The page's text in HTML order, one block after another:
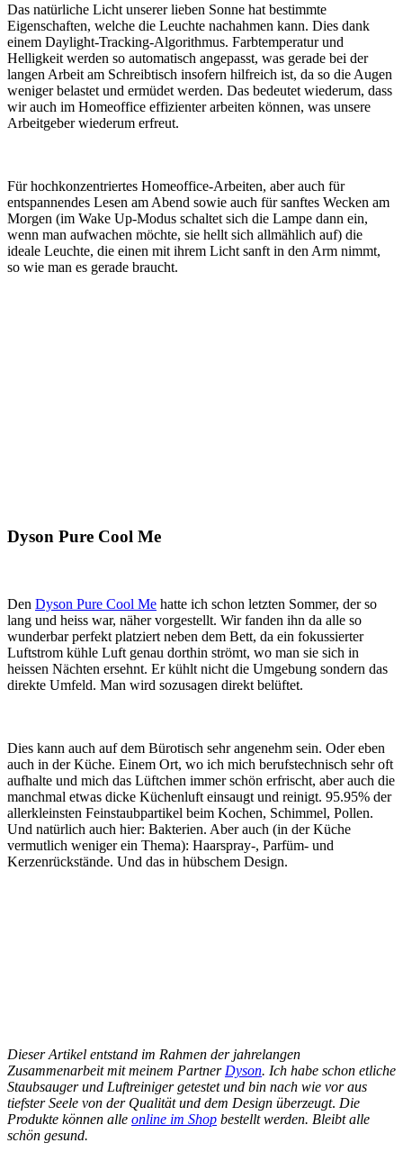
Das natürliche Licht unserer lieben Sonne hat bestimmte
Eigenschaften, welche die Leuchte nachahmen kann. Dies dank
einem Daylight-Tracking-Algorithmus. Farbtemperatur und
Helligkeit werden so automatisch angepasst, was gerade bei der
langen Arbeit am Schreibtisch insofern hilfreich ist, da so die Augen
weniger belastet und ermüdet werden. Das bedeutet wiederum, dass
wir auch im Homeoffice effizienter arbeiten können, was unsere
Arbeitgeber wiederum erfreut.
Für hochkonzentriertes Homeoffice-Arbeiten, aber auch für
entspannendes Lesen am Abend sowie auch für sanftes Wecken am
Morgen (im Wake Up-Modus schaltet sich die Lampe dann ein,
wenn man aufwachen möchte, sie hellt sich allmählich auf) die
ideale Leuchte, die einen mit ihrem Licht sanft in den Arm nimmt,
so wie man es gerade braucht.
Dyson Pure Cool Me
Den Dyson Pure Cool Me hatte ich schon letzten Sommer, der so
lang und heiss war, näher vorgestellt. Wir fanden ihn da alle so
wunderbar perfekt platziert neben dem Bett, da ein fokussierter
Luftstrom kühle Luft genau dorthin strömt, wo man sie sich in
heissen Nächten ersehnt. Er kühlt nicht die Umgebung sondern das
direkte Umfeld. Man wird sozusagen direkt belüftet.
Dies kann auch auf dem Bürotisch sehr angenehm sein. Oder eben
auch in der Küche. Einem Ort, wo ich mich berufstechnisch sehr oft
aufhalte und mich das Lüftchen immer schön erfrischt, aber auch die
manchmal etwas dicke Küchenluft einsaugt und reinigt. 95.95% der
allerkleinsten Feinstaubpartikel beim Kochen, Schimmel, Pollen.
Und natürlich auch hier: Bakterien. Aber auch (in der Küche
vermutlich weniger ein Thema): Haarspray-, Parfüm- und
Kerzenrückstände. Und das in hübschem Design.
Dieser Artikel entstand im Rahmen der jahrelangen
Zusammenarbeit mit meinem Partner Dyson. Ich habe schon etliche
Staubsauger und Luftreiniger getestet und bin nach wie vor aus
tiefster Seele von der Qualität und dem Design überzeugt. Die
Produkte können alle online im Shop bestellt werden. Bleibt alle
schön gesund.